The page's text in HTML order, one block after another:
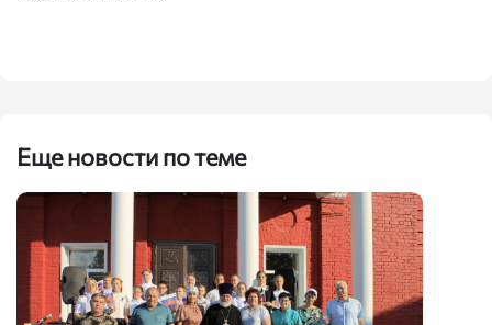
Еще новости по теме